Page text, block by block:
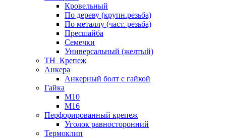
Кровельный
По дереву (крупн.резьба)
По металлу (част. резьба)
Пресшайба
Семечки
Универсальный (желтый)
ТН_Крепеж
Анкера
Анкерный болт с гайкой
Гайка
М10
М16
Перфорированный крепеж
Уголок равносторонний
Термоклип